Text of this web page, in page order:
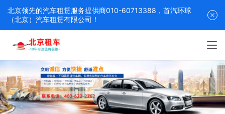
北京领先的汽车租赁服务提供商010-60713388，首汽环球
（北京）汽车租赁有限公司！